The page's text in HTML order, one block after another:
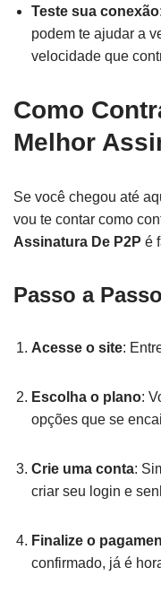
Teste sua conexão
podem te ajudar a
velocidade que
Como
Melhor
Se você chegou até
vou te contar como
Assinatura De P2P é
Passo a
Acesse o site:
Escolha o plano:
opções que se
Crie uma conta:
criar seu login e
Finalize o
confirmado, já é